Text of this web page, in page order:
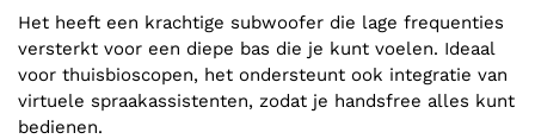
Het heeft een krachtige subwoofer die lage frequenties
versterkt voor een diepe bas die je kunt voelen. Ideaal
voor thuisbioscopen, het ondersteunt ook integratie van
virtuele spraakassistenten, zodat je handsfree alles kunt
bedienen.